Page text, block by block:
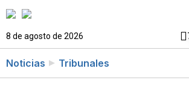
8 de agosto de 2026
Noticias Tribunales